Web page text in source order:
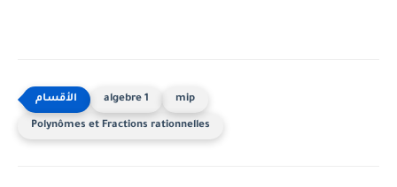
algebre 1 mip
Polynômes et Fractions rationnelles